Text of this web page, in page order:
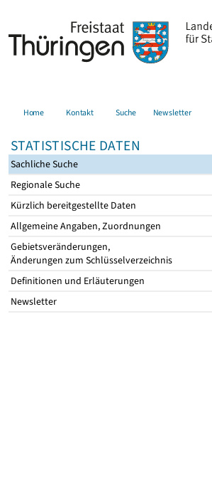
Home Kontakt Suche Newsletter
STATISTISCHE DATEN
Sachliche Suche
Regionale Suche
Kürzlich bereitgestellte Daten
Allgemeine Angaben, Zuordnungen
Gebietsveränderungen,
Änderungen zum Schlüsselverzeichnis
Definitionen und Erläuterungen
Newsletter